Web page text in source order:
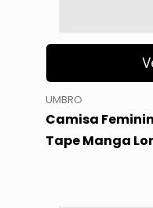
UMBRO
Camisa
Tape Manga